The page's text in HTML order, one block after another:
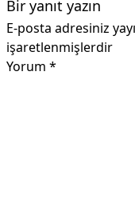
Bir yanıt yazın
E-posta adresiniz
işaretlenmişlerdir
Yorum *